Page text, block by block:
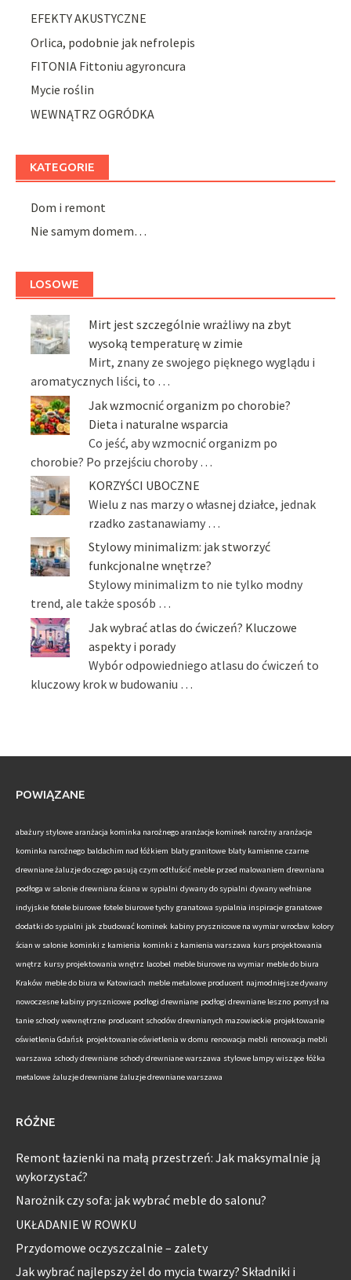
EFEKTY AKUSTYCZNE
Orlica, podobnie jak nefrolepis
FITONIA Fittoniu agyroncura
Mycie roślin
WEWNĄTRZ OGRÓDKA
KATEGORIE
Dom i remont
Nie samym domem…
LOSOWE
Mirt jest szczególnie wrażliwy na zbyt
wysoką temperaturę w zimie
Mirt, znany ze swojego pięknego wyglądu i
aromatycznych liści, to …
Jak wzmocnić organizm po chorobie?
Dieta i naturalne wsparcia
Co jeść, aby wzmocnić organizm po
chorobie? Po przejściu choroby …
KORZYŚCI UBOCZNE
Wielu z nas marzy o własnej działce, jednak
rzadko zastanawiamy …
Stylowy minimalizm: jak stworzyć
funkcjonalne wnętrze?
Stylowy minimalizm to nie tylko modny
trend, ale także sposób …
Jak wybrać atlas do ćwiczeń? Kluczowe
aspekty i porady
Wybór odpowiedniego atlasu do ćwiczeń to
kluczowy krok w budowaniu …
POWIĄZANE
abażury stylowe aranżacja kominka narożnego aranżacje kominek narożny aranżacje
kominka narożnego baldachim nad łóżkiem blaty granitowe blaty kamienne czarne
drewniane żaluzje do czego pasują czym odtłuścić meble przed malowaniem drewniana
podłoga w salonie drewniana ściana w sypialni dywany do sypialni dywany wełniane
indyjskie fotele biurowe fotele biurowe tychy granatowa sypialnia inspiracje granatowe
dodatki do sypialni jak zbudować kominek kabiny prysznicowe na wymiar wrocław kolory
ścian w salonie kominki z kamienia kominki z kamienia warszawa kurs projektowania
wnętrz kursy projektowania wnętrz lacobel meble biurowe na wymiar meble do biura
Kraków meble do biura w Katowicach meble metalowe producent najmodniejsze dywany
nowoczesne kabiny prysznicowe podłogi drewniane podłogi drewniane leszno pomysł na
tanie schody wewnętrzne producent schodów drewnianych mazowieckie projektowanie
oświetlenia Gdańsk projektowanie oświetlenia w domu renowacja mebli renowacja mebli
warszawa schody drewniane schody drewniane warszawa stylowe lampy wiszące łóżka
metalowe żaluzje drewniane żaluzje drewniane warszawa
RÓŻNE
Remont łazienki na małą przestrzeń: Jak maksymalnie ją
wykorzystać?
Narożnik czy sofa: jak wybrać meble do salonu?
UKŁADANIE W ROWKU
Przydomowe oczyszczalnie – zalety
Jak wybrać najlepszy żel do mycia twarzy? Składniki i